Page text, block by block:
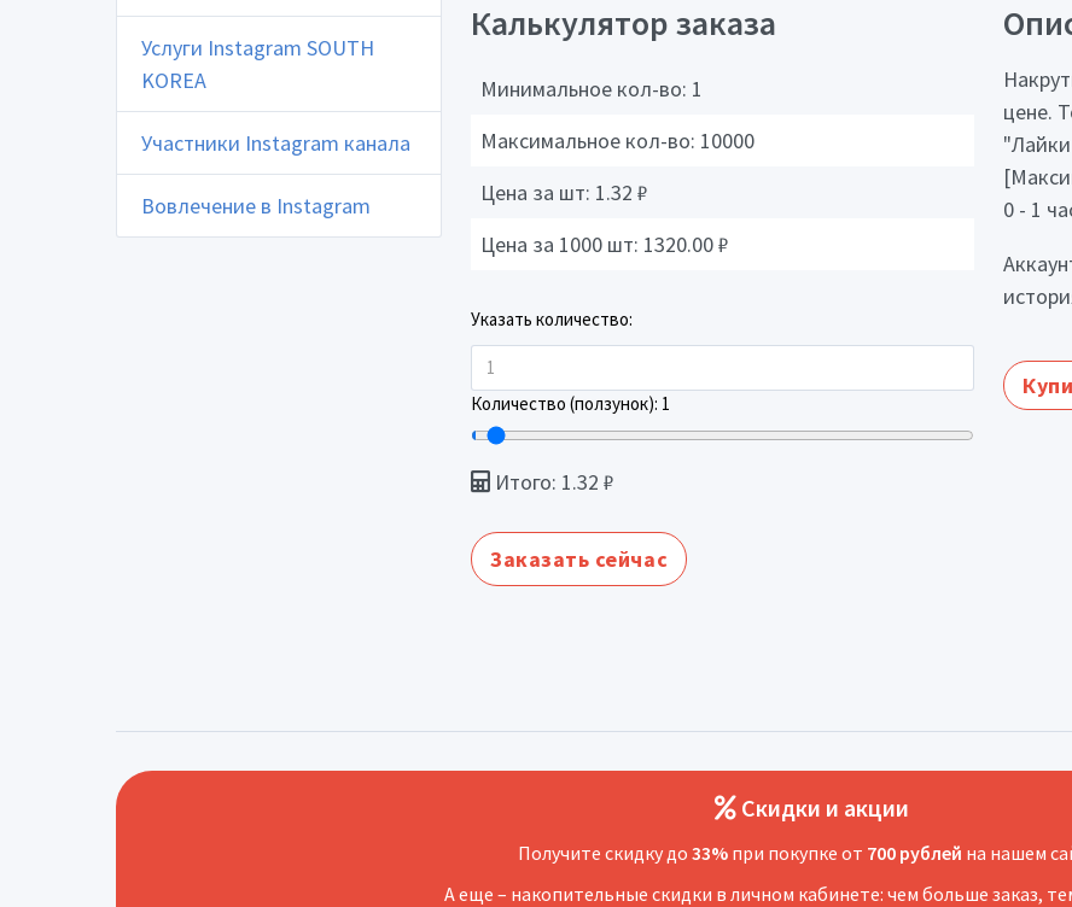
Услуги Instagram SOUTH
KOREA
Участники Instagram канала
Вовлечение в Instagram
Калькулятор заказа
Минимальное кол-во: 1
Максимальное кол-во: 10000
Цена за шт: 1.32 ₽
Цена за 1000 шт: 1320.00₽
Указать количество:
Количество (ползунок): 1
Итого: 1.32 ₽
Заказать сейчас
цене.
0 - 1
Скидки и акции
Получите скидку до 33% при покупке от 700 рублей на нашем
А еще – накопительные скидки в личном кабинете: чем больше заказ,